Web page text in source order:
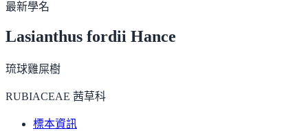
最新學名
Lasianthus fordii Hance
琉球雞屎樹
RUBIACEAE 茜草科
標本資訊